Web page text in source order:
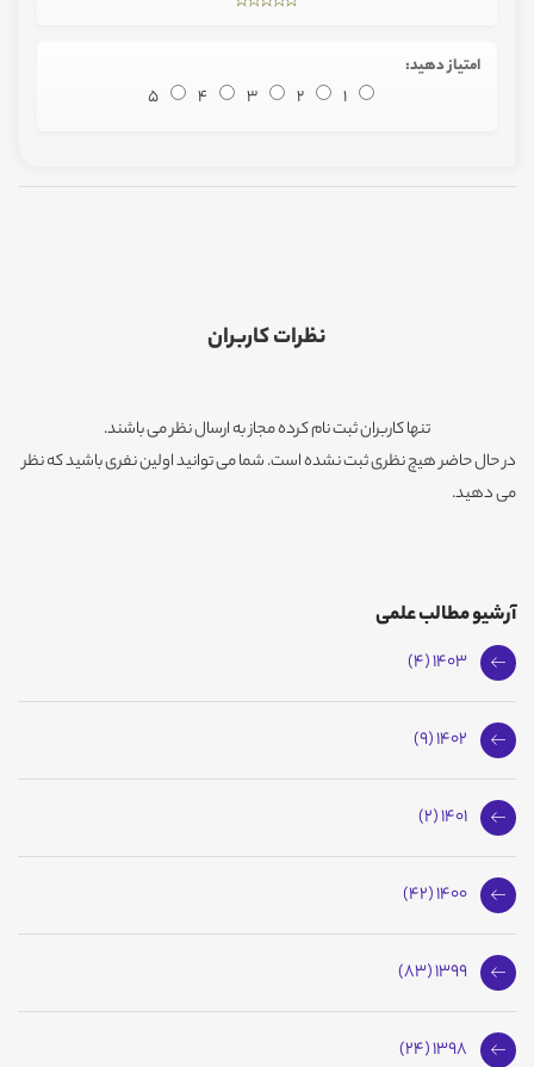
امتیاز دهید:
1
2
3
4
5
نظرات کاربران
تنها کاربران ثبت نام کرده مجاز به ارسال نظر می باشند.
در حال حاضر هیچ نظری ثبت نشده است. شما می توانید اولین نفری باشید که نظر
می دهید.
آرشیو مطالب علمی
1403 (4)
1402 (9)
1401 (2)
1400 (42)
1399 (83)
1398 (24)